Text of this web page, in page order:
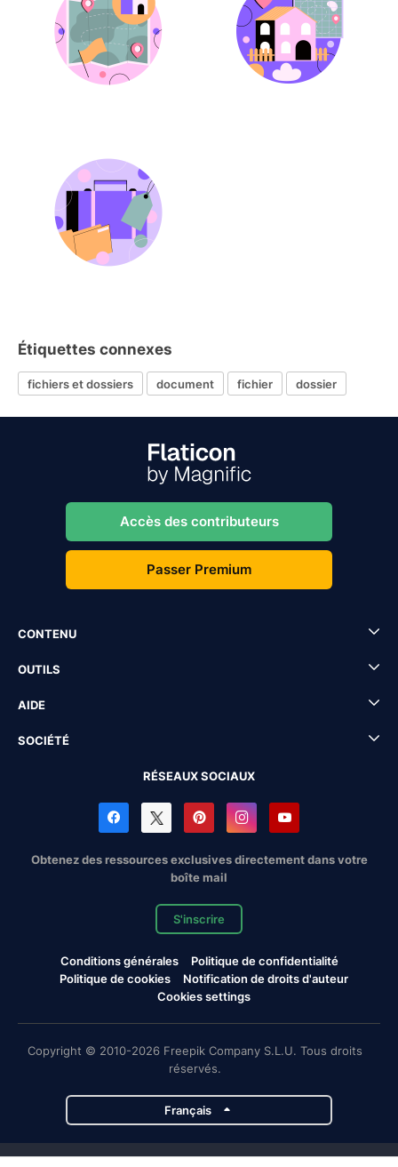
Étiquettes connexes
fichiers et dossiers document fichier dossier
Accès des contributeurs
Passer Premium
CONTENU
OUTILS
AIDE
SOCIÉTÉ
RÉSEAUX SOCIAUX
Obtenez des ressources exclusives directement dans votre
boîte mail
S'inscrire
Conditions générales
Politique de confidentialité
Politique de cookies
Notification de droits d'auteur
Cookies settings
Copyright © 2010-2026 Freepik Company S.L.U. Tous droits
réservés.
Français